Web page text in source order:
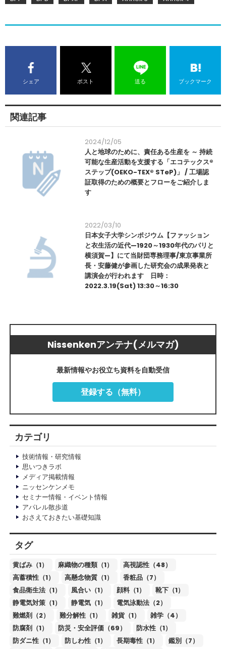
シェア ポスト 送る ブックマーク
関連記事
2024/12/05
人と地球のために、責任ある生産を ～ 持続
可能な生産活動を支援する「エコテックス®
ステップ(OEKO-TEX® STeP)」 / 工場認
証取得のための概要とフローをご紹介しま
す
2022/03/10
日本女子大学シンポジウム【ファッション
と衣生活の近代—1920～1930年代のパリと
横須賀—】にて当財団専務理事/東京事業所
長・安藤健が参画した研究会の成果発表と
講演会が行われます 日時：
2022.3.19(Sat) 13:30～16:30
Nissenkenアンテナ(メルマガ)
最新情報やお役立ち資料を自動受信
登録する（無料）
カテゴリ
技術情報・研究情報
思いつきラボ
メディア掲載情報
ニッセンケンメモ
セミナー情報・イベント情報
アパレル散歩道
おさえておきたい基礎知識
タグ
黄ばみ（1） 麻織物の種類（1）
高視認性（48）
高蓄積性（1）
高懸念物質（1）
香粧品（7）
食品衛生法（1）
風合い（1） 顔料（1）
靴下（1）
静電気対策（1）
静電気（1）
電気泳動法（2）
難燃剤（2）
難分解性（1） 雑貨（1）
雑学（4）
防腐剤（1）
防災・安全評価（69）
防水性（1）
防ダニ性（1）
防しわ性（1） 長期毒性（1）
鑑別（7）